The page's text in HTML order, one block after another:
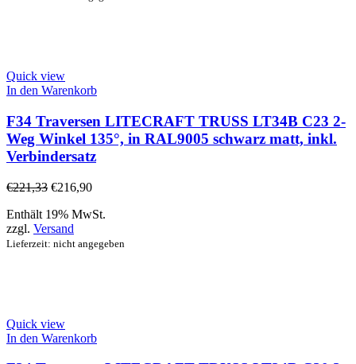
Quick view
In den Warenkorb
F34 Traversen LITECRAFT TRUSS LT34B C23 2-
Weg Winkel 135°, in RAL9005 schwarz matt, inkl.
Verbindersatz
€221,33 €216,90
Enthält 19% MwSt.
zzgl. Versand
Lieferzeit: nicht angegeben
Quick view
In den Warenkorb